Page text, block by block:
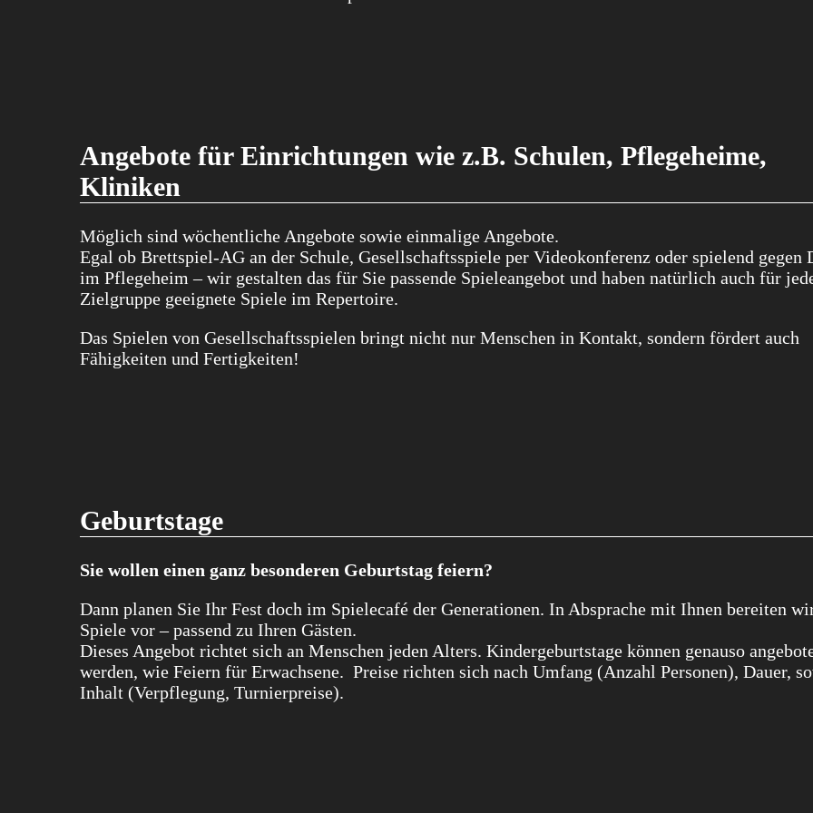
Angebote für Einrichtungen wie z.B. Schulen, Pflegeheime,
Kliniken
Möglich sind wöchentliche Angebote sowie einmalige Angebote.
Egal ob Brettspiel-AG an der Schule, Gesellschaftsspiele per Videokonferenz oder spielend gegen
im Pflegeheim – wir gestalten das für Sie passende Spieleangebot und haben natürlich auch für
Zielgruppe geeignete Spiele im Repertoire.
Das Spielen von Gesellschaftsspielen bringt nicht nur Menschen in Kontakt, sondern fördert auch
Fähigkeiten und Fertigkeiten!
Geburtstage
Sie wollen einen ganz besonderen Geburtstag feiern?
Dann planen Sie Ihr Fest doch im Spielecafé der Generationen. In Absprache mit Ihnen bereiten
Spiele vor – passend zu Ihren Gästen.
Dieses Angebot richtet sich an Menschen jeden Alters. Kindergeburtstage können genauso
werden, wie Feiern für Erwachsene. Preise richten sich nach Umfang (Anzahl Personen), Dauer,
Inhalt (Verpflegung, Turnierpreise).